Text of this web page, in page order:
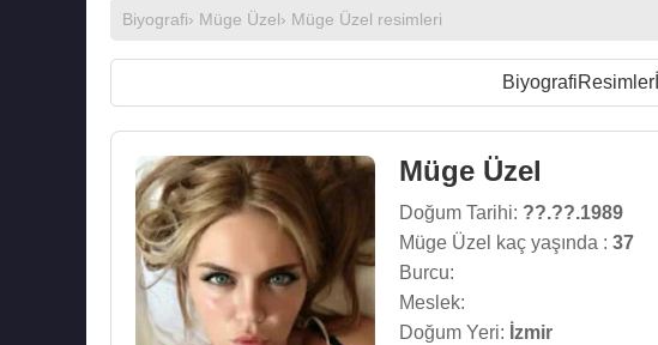
Biyografi› Müge Üzel› Müge Üzel resimleri
BiyografiResimler
Müge Üzel
Doğum Tarihi: ??.??.1989
Müge Üzel kaç yaşında : 37
Burcu:
Meslek:
Doğum Yeri: İzmir